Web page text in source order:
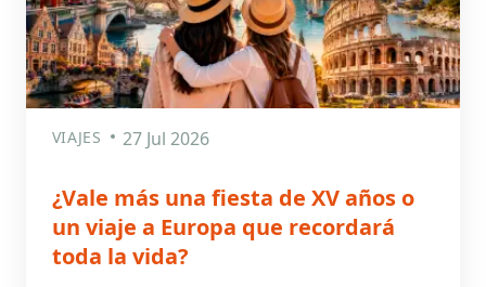
VIAJES 27 Jul 2026
¿Vale más una fiesta de XV años o
un viaje a Europa que recordará
toda la vida?